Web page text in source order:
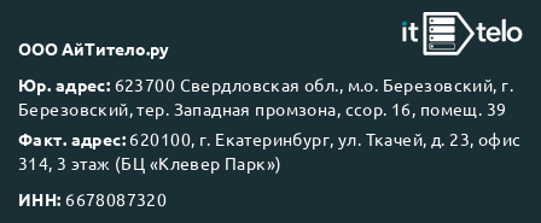
Next Business Day (NBD)
ООО АйТитело.ру
Юр. адрес: 623700 Свердловская обл., м.о. Березовский, г.
Березовский, тер. Западная промзона, ссор. 16, помещ. 39
Факт. адрес: 620100, г. Екатеринбург, ул. Ткачей, д. 23, офис
314, 3 этаж (БЦ «Клевер Парк»)
ИНН: 6678087320